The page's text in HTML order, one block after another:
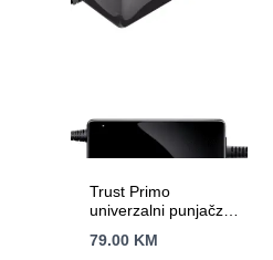
Trust Primo
univerzalni punjačza
79.00 KM